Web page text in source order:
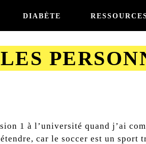
DIABÈTE
1 à l’université quand j’ai
car le soccer est un sport